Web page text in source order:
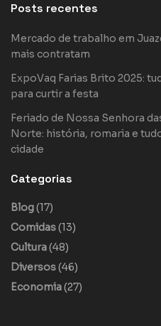
Posts recentes
Mercado de trabalho em
mais contratam
ExpoVaq Farias Brito 2025:
para curtir a festa
Feriado de Nossa Senhora
Norte: história, romaria e
cidade
Categorias
Blog(17)
Comidas(13)
Cultura(48)
Diversos(46)
Economia(27)